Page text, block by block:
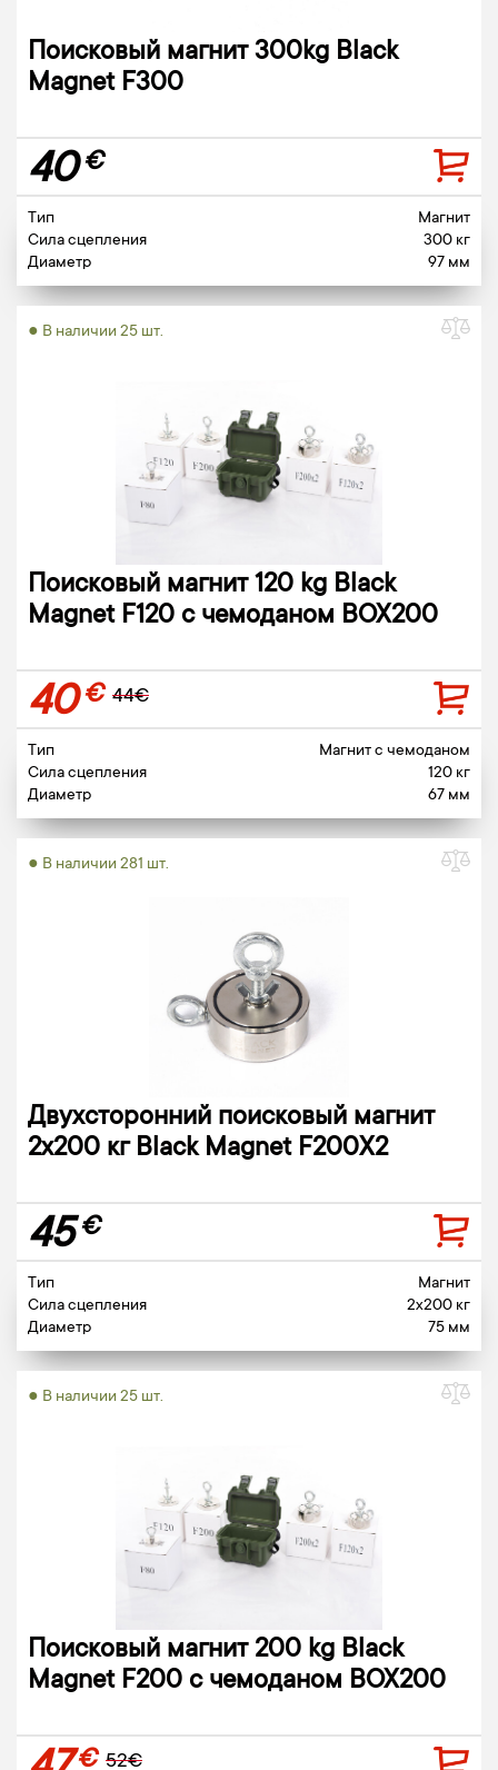
Поисковый магнит 300kg Black
Magnet F300
40€
Тип
Магнит
Сила сцепления
300 кг
Диаметр
97 мм
● В наличии 25 шт.
Поисковый магнит 120 kg Black
Magnet F120 c чемоданом BOX200
40€ 44€
Тип
Магнит c чемоданом
Сила сцепления
120 кг
Диаметр
67 мм
● В наличии 281 шт.
Двухсторонний поисковый магнит
2х200 кг Black Magnet F200X2
45€
Тип
Магнит
Сила сцепления
2x200 кг
Диаметр
75 мм
● В наличии 25 шт.
Поисковый магнит 200 kg Black
Magnet F200 c чемоданом BOX200
€ 52€